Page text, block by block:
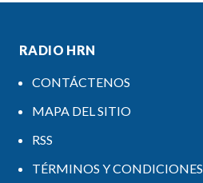
RADIO HRN
CONTÁCTENOS
MAPA DEL SITIO
RSS
TÉRMINOS Y CONDICIONES